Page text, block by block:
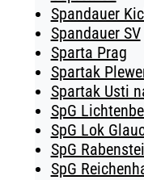
Spandauer
Spandauer SV
Sparta Prag
Spartak
Spartak Usti
SpG
SpG Lok
SpG
SpG